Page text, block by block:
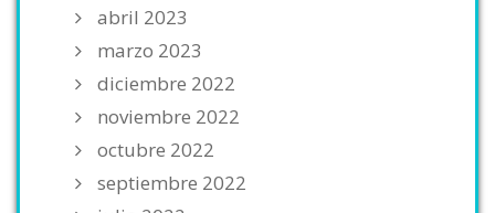
abril 2023
marzo 2023
diciembre 2022
noviembre 2022
octubre 2022
septiembre 2022